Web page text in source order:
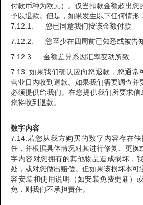
付款币种为欧元）。仅当扣款金额超出您
予以退款。但是，如果发生以下任何情形
7.12.1. 您已同意我们按该金额付款
7.12.2. 您至少在四周前已知悉或被告
7.12.3. 金额差异系因汇率变动所致
7.13. 如果我们确认应向您退款，您通常
营业日内收到退款。如果我们需要调查并
必须提供给我们。在您提供我们所要求信
您将收到退款。
数字内容
7.14.若您从我方购买的数字内容存在
任，并根据具体情况对其进行修复、更换
字内容对您拥有的其他物品造成损坏，
处，或对您做出赔偿。但如果该损坏本可
容安装和使用说明（如安装免费更新）
免，则我们不承担责任。